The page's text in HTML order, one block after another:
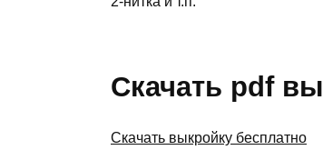
Скачать pdf
Скачать выкройку бесплатно